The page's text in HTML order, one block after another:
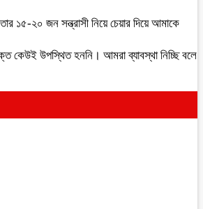
১৫-২০ জন সন্ত্রাসী নিয়ে চেয়ার দিয়ে আমাকে
কেউই উপস্থিত হননি। আমরা ব্যাবস্থা নিচ্ছি বলে